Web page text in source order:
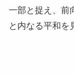
一部と捉え、前
と内なる平和を